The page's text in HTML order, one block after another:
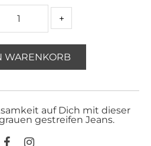
+
WARENKORB
auf Dich mit dieser
gestreifen Jeans.